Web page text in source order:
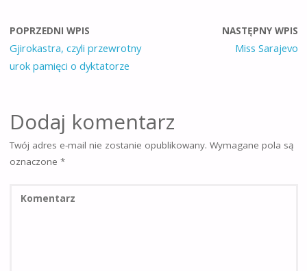
POPRZEDNI WPIS
Gjirokastra, czyli przewrotny
urok pamięci o dyktatorze
NASTĘPNY WPIS
Miss Sarajevo
Dodaj komentarz
Twój adres e-mail nie zostanie opublikowany. Wymagane pola są
oznaczone *